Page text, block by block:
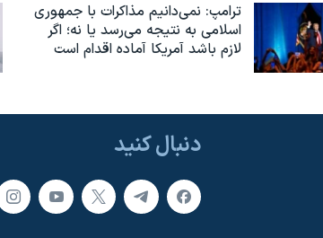
ترامپ: نمی‌دانیم مذاکرات با جمهوری
اسلامی به نتیجه می‌رسد یا نه؛ اگر
لازم باشد آمریکا آماده اقدام است
دنبال کنید